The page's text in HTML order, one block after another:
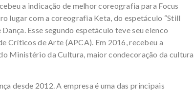
a indicação de melhor coreografia para Focus
lugar com a coreografia Keta, do espetáculo “Still
Esse segundo espetáculo teve seu elenco
Críticos de Arte (APCA). Em 2016, recebeu a
Ministério da Cultura, maior condecoração da cultura
desde 2012. A empresa é uma das principais